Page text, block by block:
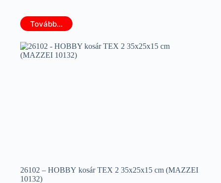
Tovább...
26102 – HOBBY kosár TEX 2 35x25x15 cm (MAZZEI
10132)